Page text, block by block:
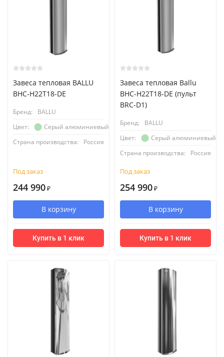
Завеса тепловая BALLU
BHC-H22T18-DE
Бренд:
BALLU
Цвет:
Серый алюминиевый
Страна производства:
Россия
Под заказ
244 990 ₽
В корзину
Купить в 1 клик
Завеса тепловая Ballu
BHC-H22T18-DE (пульт
BRC-D1)
Бренд:
BALLU
Цвет:
Серый алюминиевый
Страна производства:
Россия
Под заказ
254 990 ₽
В корзину
Купить в 1 клик